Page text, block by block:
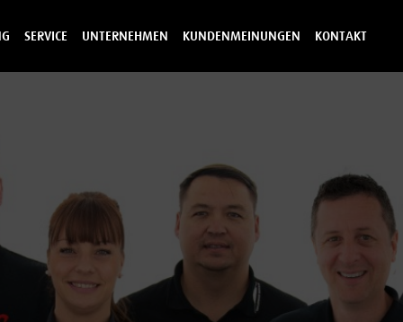
SERVICE UNTERNEHMEN KUNDENMEINUNGEN KONTAKT